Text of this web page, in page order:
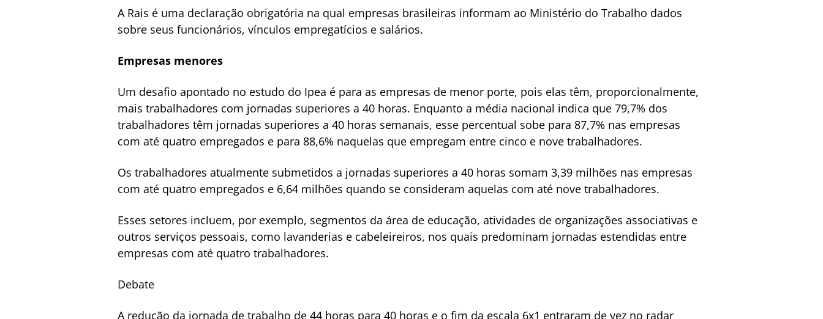
A Rais é uma declaração obrigatória na qual empresas brasileiras informam ao Ministério do Trabalho dados
sobre seus funcionários, vínculos empregatícios e salários.
Empresas menores
Um desafio apontado no estudo do Ipea é para as empresas de menor porte, pois elas têm, proporcionalmente,
mais trabalhadores com jornadas superiores a 40 horas. Enquanto a média nacional indica que 79,7% dos
trabalhadores têm jornadas superiores a 40 horas semanais, esse percentual sobe para 87,7% nas empresas
com até quatro empregados e para 88,6% naquelas que empregam entre cinco e nove trabalhadores.
Os trabalhadores atualmente submetidos a jornadas superiores a 40 horas somam 3,39 milhões nas empresas
com até quatro empregados e 6,64 milhões quando se consideram aquelas com até nove trabalhadores.
Esses setores incluem, por exemplo, segmentos da área de educação, atividades de organizações associativas e
outros serviços pessoais, como lavanderias e cabeleireiros, nos quais predominam jornadas estendidas entre
empresas com até quatro trabalhadores.
Debate
A redução da jornada de trabalho de 44 horas para 40 horas e o fim da escala 6x1 entraram de vez no radar